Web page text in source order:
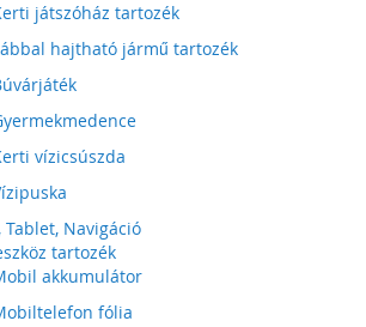
játszóház tartozék
hajtható jármű tartozék
vízicsúszda
Navigáció
tartozék
akkumulátor
fólia